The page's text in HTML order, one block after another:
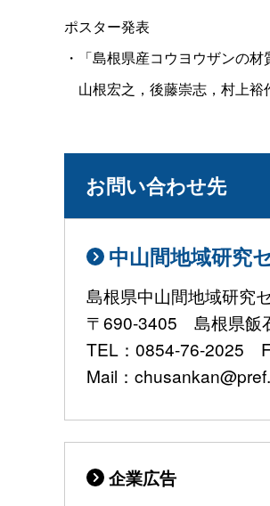
ポスター発表
・「島根県産コウヨウザンの材
山根宏之，後藤崇志，村上裕
お問い合わせ先
中山間地域研究
島根県中山間地域研究
〒690-3405 島根県飯
TEL：0854-76-2025
Mail：
企業広告